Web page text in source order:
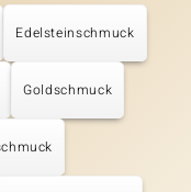
Edelsteinschmuck
Goldschmuck